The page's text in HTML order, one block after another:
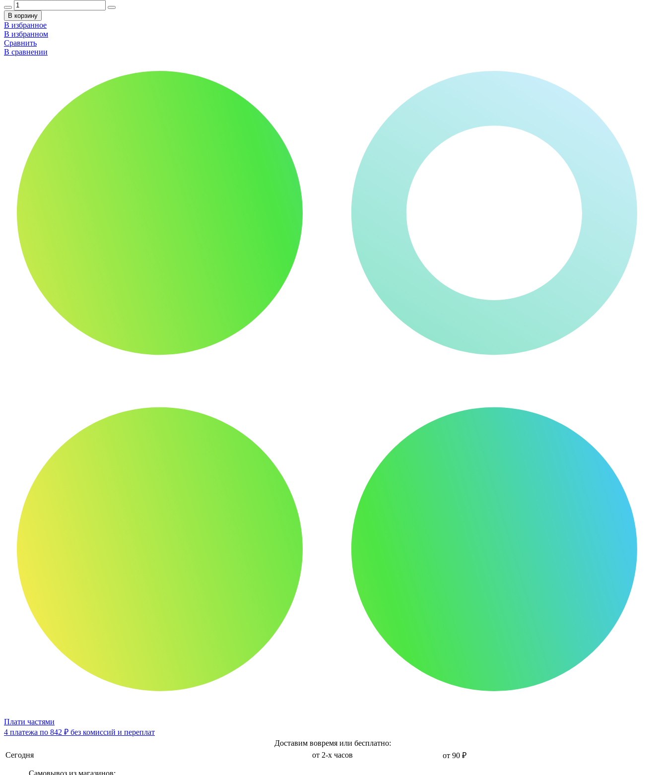
В корзину
В избранное
В избранном
Сравнить
В сравнении
Плати частями
4 платежа по 842 ₽ без комиссий и переплат
Доставим вовремя или бесплатно:
Сегодня
от 2-х часов от 90 ₽
Самовывоз из магазинов: